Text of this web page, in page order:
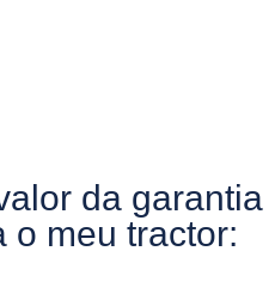
da garantia
o meu tractor: